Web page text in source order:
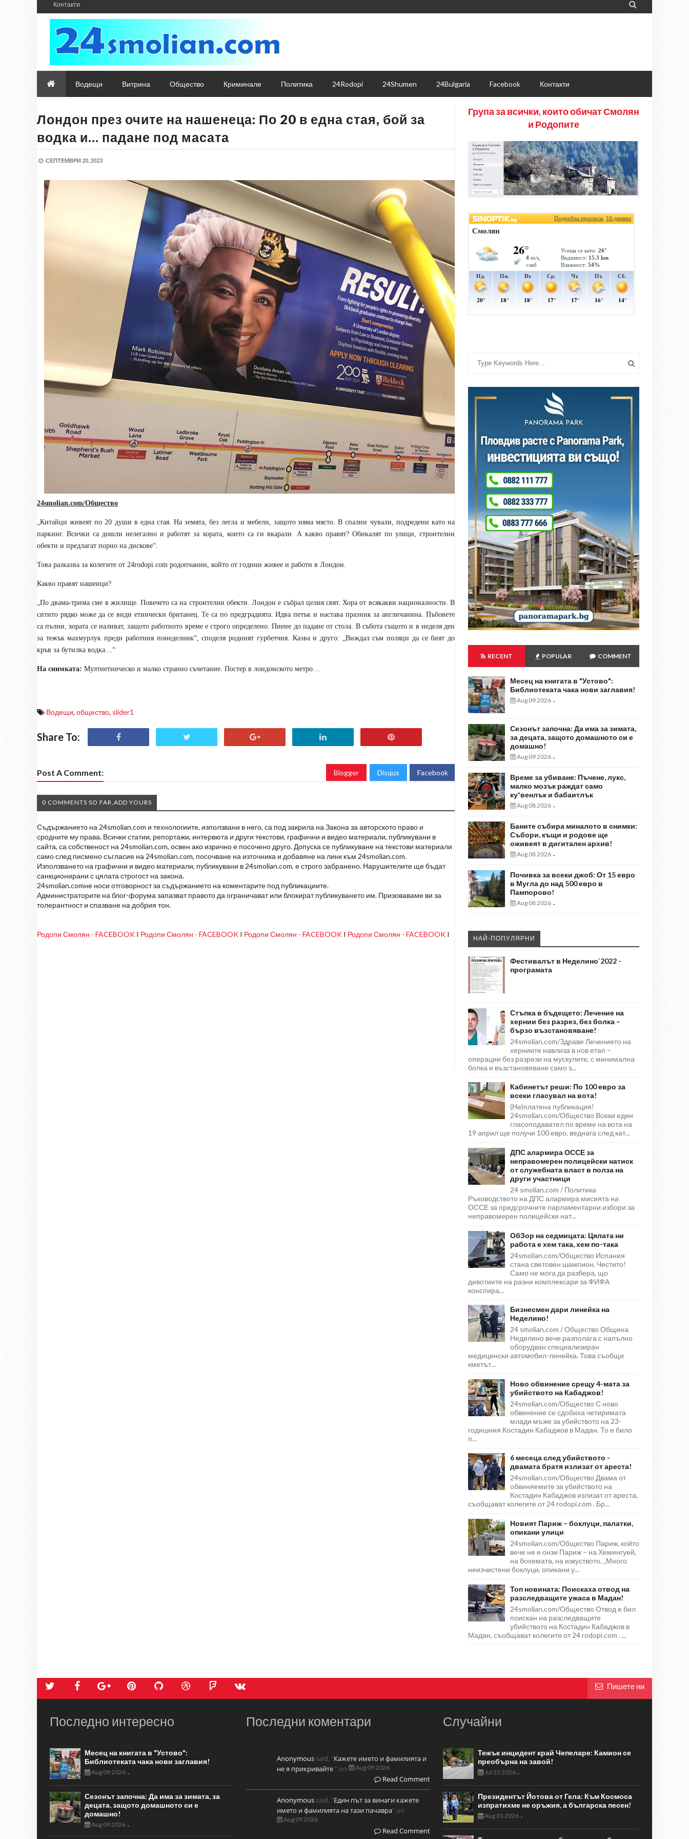
Контакти 
Водещи Витрина Общество Криминале Политика 24Rodopi 24Shumen 24Bulgaria Facebook Контакти
Лондон през очите на нашенеца: По 20 в една стая, бой за
водка и… падане под масата
СЕПТЕМВРИ 20, 2023
24smolian.com/Общество
„Китайци живеят по 20 души в една стая. На земята, без легла и мебели, защото няма място. В спални чували, подредени като на
паркинг. Всички са дошли нелегално и работят за хората, които са ги вкарали. А какво правят? Обикалят по улици, строителни
обекти и предлагат порно на дискове“.
Това разказва за колегите от 24rodopi.com родопчанин, който от години живее и работи в Лондон.
Какво правят нашенци?
„По двама-трима сме в жилище. Повечето са на строителни обекти. Лондон е събрал целия свят. Хора от всякакви националности. В
ситито рядко може да се види етнически британец. Те са по предградията. Идва петък и настава празник за англичанина. Пъбовете
са пълни, хората се наливат, защото работното време е строго определено. Пиене до падане от стола. В събота същото и в неделя ден
за тежък махмурлук преди работния понеделник“, споделя родният гурбетчия. Казва и друго: „Виждал съм поляци да се бият до
кръв за бутилка водка…“
На снимката: Мултиетническо и малко странно съчетание. Постер в лондонското метро…
Водещи, общество, slider1
Share To:
Post A Comment: Blogger Disqus Facebook
0 COMMENTS SO FAR,ADD YOURS
Съдържанието на 24smolian.com и технологиите, използвани в него, са под закрила на Закона за авторското право и
сродните му права. Всички статии, репортажи, интервюта и други текстови, графични и видео материали, публикувани в
сайта, са собственост на 24smolian.com, освен ако изрично е посочено друго. Допуска се публикуване на текстови материали
само след писмено съгласие на 24smolian.com, посочване на източника и добавяне на линк към 24smolian.com.
Използването на графични и видео материали, публикувани в 24smolian.com. е строго забранено. Нарушителите ще бъдат
санкционирани с цялата строгост на закона.
24smolian.comне носи отговорност за съдържанието на коментарите под публикациите.
Администраторите на блог-форума запазват правото да ограничават или блокират публикуването им. Призоваваме ви за
толерантност и спазване на добрия тон.
Родопи Смолян - FACEBOOK I Родопи Смолян - FACEBOOK I Родопи Смолян - FACEBOOK I Родопи Смолян - FACEBOOK I
Група за всички, които обичат Смолян
и Родопите
RECENT POPULAR COMMENT
Месец на книгата в "Устово":
Библиотеката чака нови заглавия!
Aug 09 2026 -
Сезонът започна: Да има за зимата,
за децата, защото домашното си е
домашно!
Aug 09 2026 -
Време за убиване: Пъчене, лукс,
малко мозък раждат само
ку*венлък и бабаитлък
Aug 08 2026 -
Баните събира миналото в снимки:
Събори, къщи и родове ще
оживеят в дигитален архив!
Aug 08 2026 -
Почивка за всеки джоб: От 15 евро
в Мугла до над 500 евро в
Пампорово!
Aug 08 2026 -
НАЙ-ПОПУЛЯРНИ
Фестивалът в Неделино`2022 -
програмата
Стъпка в бъдещето: Лечение на
хернии без разрез, без болка –
бързо възстановяване!
24smolian.com/Здраве Лечението на
херниите навлиза в нов етап –
операции без разрези на мускулите, с минимална
болка и възстановяване само з...
Кабинетът реши: По 100 евро за
всеки гласувал на вота!
(Не)платена публикация!
24smolian.com/Общество Всеки един
гласоподавател по време на вота на
19 април ще получи 100 евро, веднага след кат...
ДПС алармира ОССЕ за
неправомерен полицейски натиск
от служебната власт в полза на
други участници
24 smolian.com / Политика
Ръководството на ДПС алармира мисията на
ОССЕ за предсрочните парламентарни избори за
неправомерен полицейски нат...
ОбЗор на седмицата: Цялата ни
работа е хем така, хем по-така
24smolian.com/Общество Испания
стана световен шампион. Честито!
Само не мога да разбера, що
дивотиите на разни комплексари за ФИФА
конспира...
Бизнесмен дари линейка на
Неделино!
24 smolian.com / Общество Община
Неделино вече разполага с напълно
оборудван специализиран
медицински автомобил-линейка. Това съобщи
кметът...
Ново обвинение срещу 4-мата за
убийството на Кабаджов!
24smolian.com/Общество С ново
обвинение се сдобиха четиримата
млади мъже за убийството на 23-
годишния Костадин Кабаджов в Мадан. То е било
п...
6 месеца след убийството -
двамата братя излизат от ареста!
24smolian.com/Общество Двама от
обвиняемите за убийството на
Костадин Кабаджов излизат от ареста,
съобщават колегите от 24 rodopi.com . Бр...
Новият Париж – боклуци, палатки,
опикани улици
24smolian.com/Общество Париж, който
вече не е онзи Париж – на Хемингуей,
на бохемата, на изкуството. „Много
неизчистени боклуци, опикани у...
Топ новината: Поискаха отвод на
разследващите ужаса в Мадан!
24smolian.com/Общество Отвод е бил
поискан на разследващите
убийството на Костадин Кабаджов в
Мадан, съобщават колегите от 24 rodopi.com . ...
Пишете ни
Последно интересно
Месец на книгата в "Устово":
Библиотеката чака нови заглавия!
Aug 09 2026 -
Сезонът започна: Да има за зимата, за
децата, защото домашното си е
домашно!
Aug 09 2026 -
Последни коментари
Anonymous said, "Кажете името и фамилията и
не я прикривайте " on Aug 09 2026
Read Comment
Anonymous said, "Един път за винаги кажете
името и фамилията на тази пачавра" on
Aug 09 2026
Read Comment
Случайни
Тежък инцидент край Чепеларе: Камион се
преобърна на завой!
Jul 23 2026-
Президентът Йотова от Гела: Към Космоса
изпратихме не оръжия, а българска песен!
Aug 01 2026-